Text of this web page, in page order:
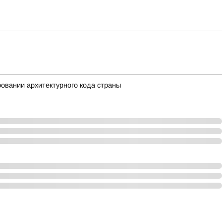
архитектурного кода страны